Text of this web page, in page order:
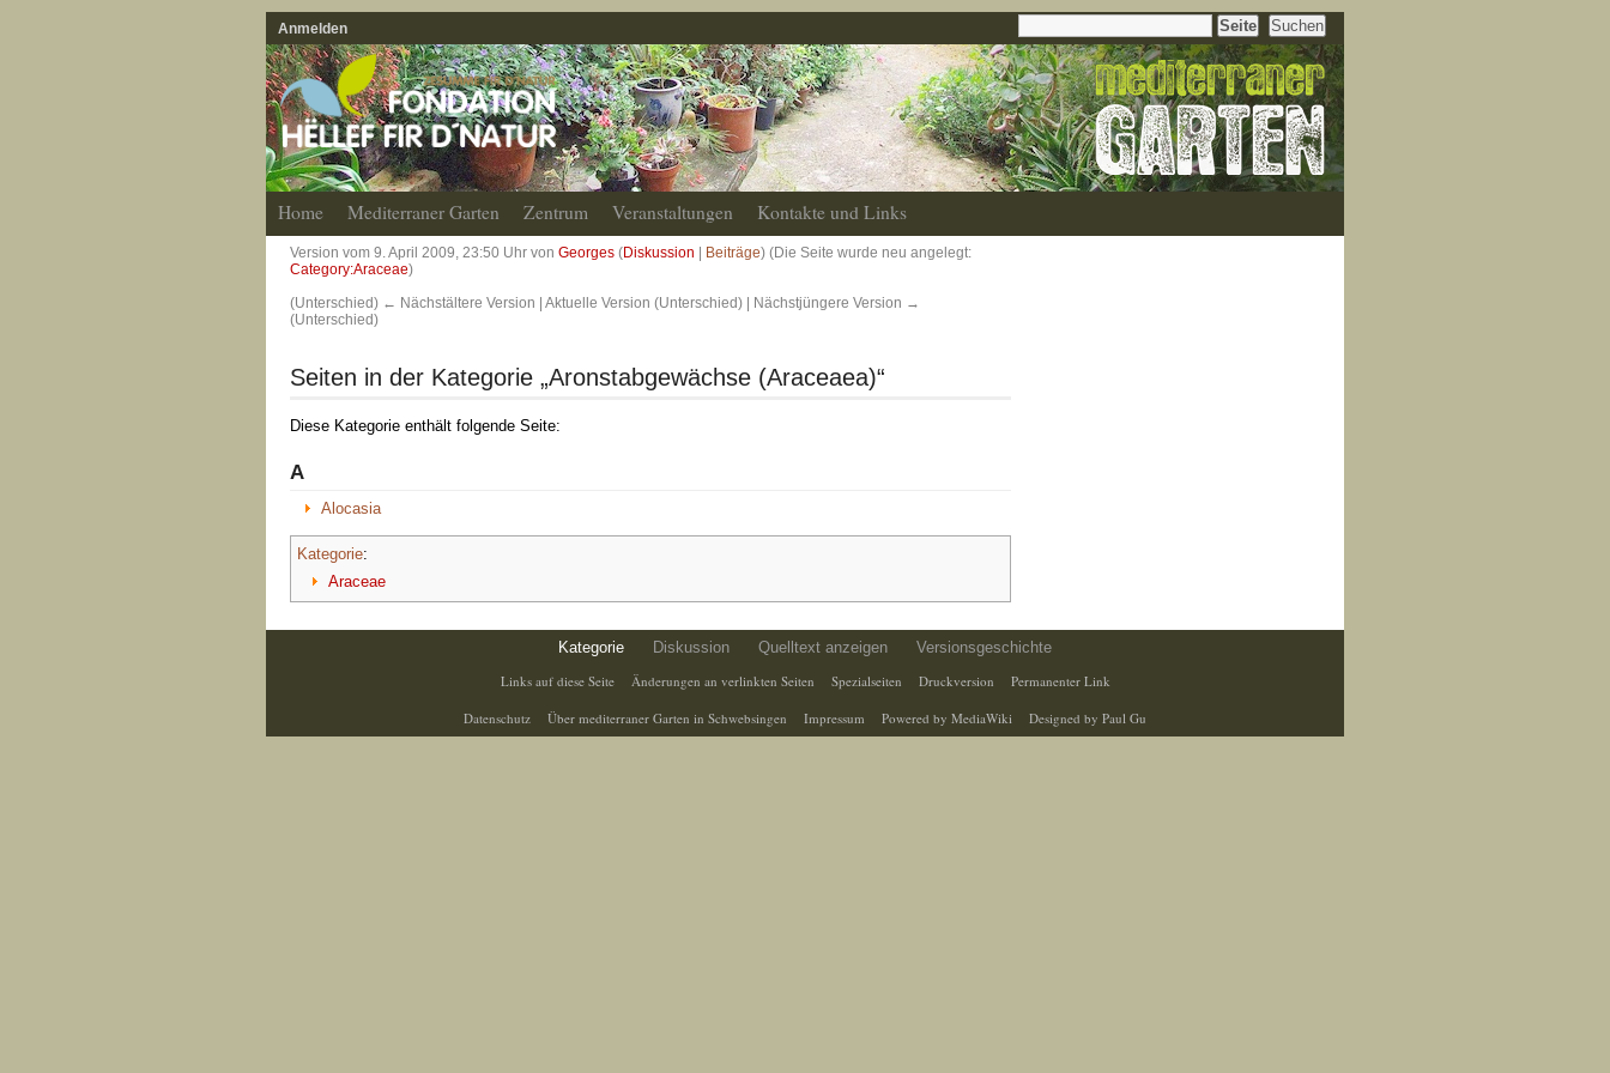
Anmelden
Home Mediterraner Garten Zentrum Veranstaltungen Kontakte und Links
Version vom 9. April 2009, 23:50 Uhr von Georges (Diskussion | Beiträge) (Die Seite wurde neu angelegt:
Category:Araceae)
(Unterschied) ← Nächstältere Version | Aktuelle Version (Unterschied) | Nächstjüngere Version →
(Unterschied)
Seiten in der Kategorie „Aronstabgewächse (Araceaea)“
Diese Kategorie enthält folgende Seite:
A
Alocasia
Kategorie:
Araceae
Kategorie Diskussion Quelltext anzeigen
Versionsgeschichte
Links auf diese Seite
Änderungen an verlinkten Seiten Spezialseiten Druckversion Permanenter Link
Datenschutz Über mediterraner Garten in Schwebsingen Impressum Powered by MediaWiki Designed by Paul Gu